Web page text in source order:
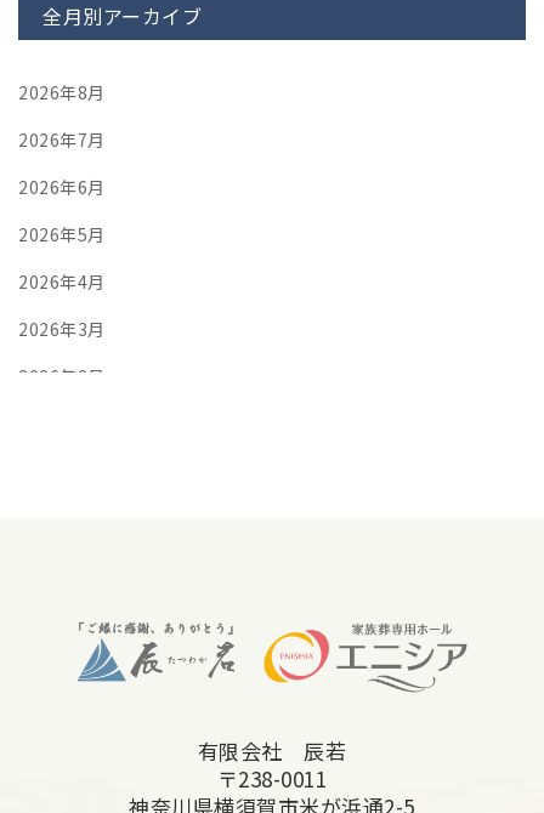
全月別アーカイブ
2026年8月
2026年7月
2026年6月
2026年5月
2026年4月
2026年3月
2026年2月
2025年8月
有限会社 辰若
〒238-0011
神奈川県横須賀市米が浜通2-5